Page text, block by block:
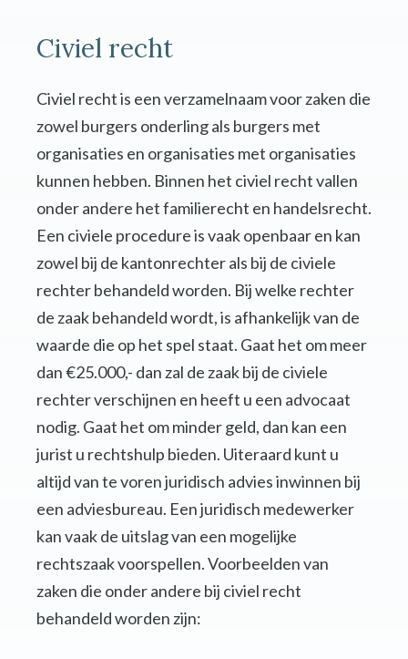
Civiel recht
Civiel recht is een verzamelnaam voor zaken die
zowel burgers onderling als burgers met
organisaties en organisaties met organisaties
kunnen hebben. Binnen het civiel recht vallen
onder andere het familierecht en handelsrecht.
Een civiele procedure is vaak openbaar en kan
zowel bij de kantonrechter als bij de civiele
rechter behandeld worden. Bij welke rechter
de zaak behandeld wordt, is afhankelijk van de
waarde die op het spel staat. Gaat het om meer
dan €25.000,- dan zal de zaak bij de civiele
rechter verschijnen en heeft u een advocaat
nodig. Gaat het om minder geld, dan kan een
jurist u rechtshulp bieden. Uiteraard kunt u
altijd van te voren juridisch advies inwinnen bij
een adviesbureau. Een juridisch medewerker
kan vaak de uitslag van een mogelijke
rechtszaak voorspellen. Voorbeelden van
zaken die onder andere bij civiel recht
behandeld worden zijn: